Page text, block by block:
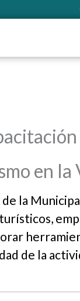
en la
la
de la